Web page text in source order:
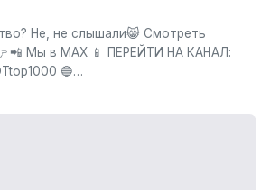
Не, не слышали😸 Смотреть
📲 Мы в МАХ 📱 ПЕРЕЙТИ НА КАНАЛ:
🔵…